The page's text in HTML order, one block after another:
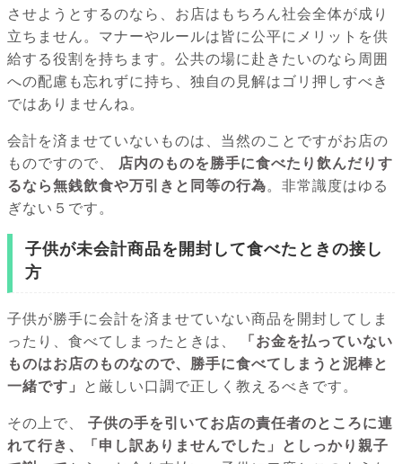
させようとするのなら、お店はもちろん社会全体が成り
立ちません。マナーやルールは皆に公平にメリットを供
給する役割を持ちます。公共の場に赴きたいのなら周囲
への配慮も忘れずに持ち、独自の見解はゴリ押しすべき
ではありませんね。
会計を済ませていないものは、当然のことですがお店の
ものですので、
店内のものを勝手に食べたり飲んだりす
るなら無銭飲食や万引きと同等の行為。非常識度はゆる
ぎない５です。
子供が未会計商品を開封して食べたときの接し
方
子供が勝手に会計を済ませていない商品を開封してしま
ったり、食べてしまったときは、
「お金を払っていない
ものはお店のものなので、勝手に食べてしまうと泥棒と
一緒です」
と厳しい口調で正しく教えるべきです。
その上で、
子供の手を引いてお店の責任者のところに連
れて行き、「申し訳ありませんでした」としっかり親子